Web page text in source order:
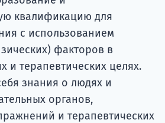
квалификацию для
с использованием
факторов в
и терапевтических целях.
знания о людях и
органов,
и терапевтических